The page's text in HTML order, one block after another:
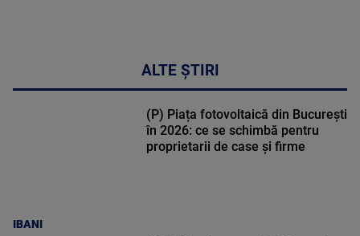
ALTE ȘTIRI
IBANI
(P) Piața fotovoltaică din București
în 2026: ce se schimbă pentru
proprietarii de case și firme